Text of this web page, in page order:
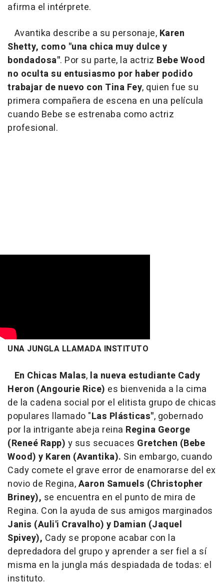
afirma el intérprete.
Avantika describe a su personaje, Karen
Shetty, como "una chica muy dulce y
bondadosa". Por su parte, la actriz Bebe Wood
no oculta su entusiasmo por haber podido
trabajar de nuevo con Tina Fey, quien fue su
primera compañera de escena en una película
cuando Bebe se estrenaba como actriz
profesional.
UNA JUNGLA LLAMADA INSTITUTO
En Chicas Malas, la nueva estudiante Cady
Heron (Angourie Rice) es bienvenida a la cima
de la cadena social por el elitista grupo de chicas
populares llamado "Las Plásticas", gobernado
por la intrigante abeja reina Regina George
(Reneé Rapp) y sus secuaces Gretchen (Bebe
Wood) y Karen (Avantika). Sin embargo, cuando
Cady comete el grave error de enamorarse del ex
novio de Regina,Aaron Samuels (Christopher
Briney), se encuentra en el punto de mira de
Regina. Con la ayuda de sus amigos marginados
Janis (Auli'i Cravalho) y Damian (Jaquel
Spivey), Cady se propone acabar con la
depredadora del grupo y aprender a ser fiel a sí
misma en la jungla más despiadada de todas: el
instituto.